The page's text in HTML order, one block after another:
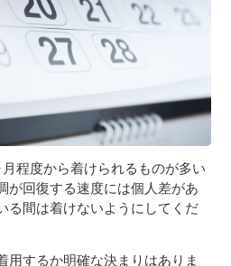
程度から着けられるものが多い
が回復する速度には個人差があ
る間は着けないようにしてくだ
用するか明確な決まりはありま